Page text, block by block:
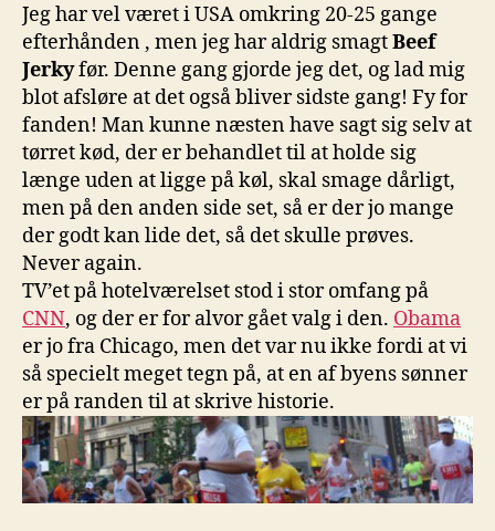
Jeg har vel været i USA omkring 20-25 gange
efterhånden , men jeg har aldrig smagtBeef
Jerkyfør. Denne gang gjorde jeg det, og lad mig
blot afsløre at det også bliver sidste gang! Fy for
fanden! Man kunne næsten have sagt sig selv at
tørret kød, der er behandlet til at holde sig
længe uden at ligge på køl, skal smage dårligt,
men på den anden side set, så er der jo mange
der godt kan lide det, så det skulle prøves.
Never again.
TV’et på hotelværelset stod i stor omfang på
CNN, og der er for alvor gået valg i den. Obama
er jo fra Chicago, men det var nu ikke fordi at vi
så specielt meget tegn på, at en af byens sønner
er på randen til at skrive historie.